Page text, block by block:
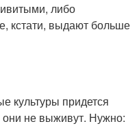
либо
кстати, выдают больше
культуры придется
они не выживут. Нужно: